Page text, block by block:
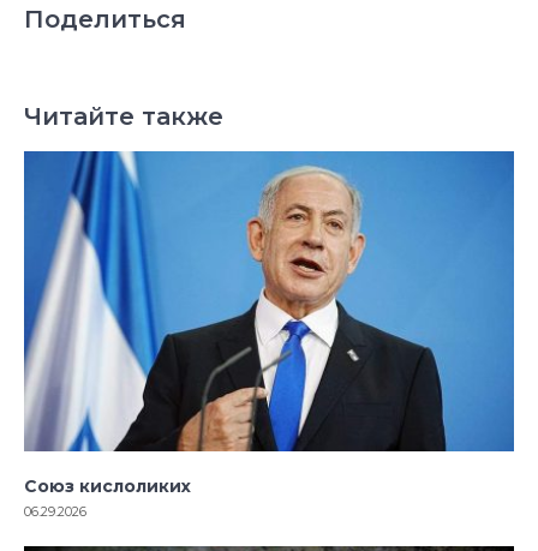
Поделиться
Читайте также
Союз кислоликих
06.29.2026